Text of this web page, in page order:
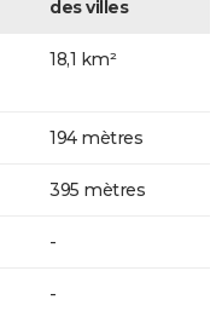
des villes
18,1 km²
194 mètres
395 mètres
-
-